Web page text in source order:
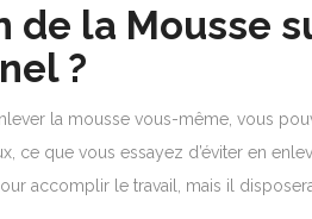
de la Mousse
?
la mousse vous-même, vous
ce que vous essayez d’éviter en
accomplir le travail, mais il